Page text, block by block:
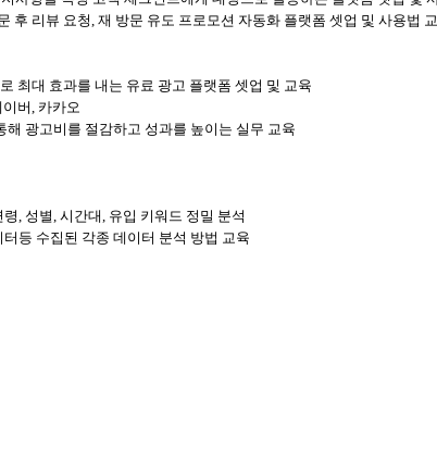
후 리뷰 요청, 재 방문 유도 프로모션 자동화 플랫폼 셋업 및 사용법
최대 효과를 내는 유료 광고 플랫폼 셋업 및 교육
버, 카카오
해 광고비를 절감하고 성과를 높이는 실무 교육
, 성별, 시간대, 유입 키워드 정밀 분석
등 수집된 각종 데이터 분석 방법 교육